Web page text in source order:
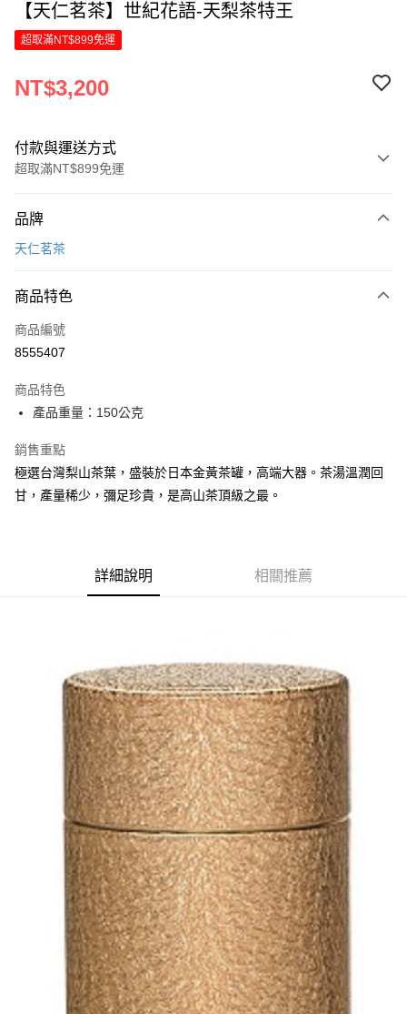
【天仁茗茶】世紀花語-天梨茶特王
超取滿NT$899免運
NT$3,200
付款與運送方式
超取滿NT$899免運
信用卡一次付款
6 期 0 利率 每期
合作金庫商業銀行
上海商業儲蓄銀行
臺灣中小企業銀行
匯豐（台灣）商業銀行
元大商業銀行
玉山商業銀行
星展（台灣）商業銀行
台新國際商業銀行
中國信託商業銀行
LINE Pay
Apple Pay
街口支付
全盈+PAY
【大哥付你分期使用說明】
4.訂單成立30分鐘內，如未前往確認交易或遇審核未通過，訂單將自動取
消。如遇「轉專審核」未通過狀況，表示未達大哥付你分期系統評分，恕無
法說明評估內容。
【繳款方式說明】
1.分期款項不併入電信帳單，「大哥付你分期」於每月結算日後寄送繳費提
2.透過簡訊連結打開帳單後，可選擇「超商條碼／台灣大直營門市／銀行轉
帳／街口支付／iPASS MONEY」等通路繳費。
【注意事項】
1.本服務係由「台灣大哥大股份有限公司」（以下簡稱本公司）所提供，讓
用戶於交易時，得透過本服務購買商品或服務，並由商店將買賣／分期付款
買賣價金債權讓與本公司後，依約使用本公司帳單繳交帳款。
2.基於同意付款使用「大哥付你分期」之契約關係目的，商店將以您的個人
資料（包含姓名、電話或地址）提供予台灣大哥大進項蒐集、處理及利用，
由本公司與您本人進行分期帳單所需資料之確認、核對及更正。
3.完整用戶服務條款，請詳閱以下連結：https://oppay.tw/userRule
AFTEE先享後付
１．簡單：不需註冊會員、不需綁卡、不需儲值。
２．便利：只要手機號碼，簡訊認證，即可結帳。
３．安心：先確認商品／服務後，再付款。
【「AFTEE先享後付」結帳流程】
１．於結帳方式選擇「AFTEE先享後付」後，將跳轉至「AFTEE先享後付」
結帳頁面，進行簡訊認證並確認金額後，即可完成結帳。
２．訂單成立數日內，您將收到繳費通知簡訊。
３．收到繳費通知簡訊後14天內，點擊此簡訊中的連結，可透過四大超商／
ATM／網路銀行／等多元方式進行付款，方視為交易完成。
※ 請注意：結帳手續完成當下不需立刻繳費，但若您需要取消訂單，請聯絡
購買商品的店家。未經商家同意取消之訂單仍視為有效，需透過AFTEE先享
後付繳納相關費用。
※ 交易是否成功請以「AFTEE先享後付 」之結帳頁面顯示為準，若有關於
是否繳費成功／繳費後需取消欲退款等相關疑問，請聯繫「AFTEE先享後付
客戶支援中心」 https://netprotections.freshdesk.com/support/home
【注意事項】
１．透過由恩沛科技股份有限公司提供之「AFTEE先享後付」服務完成之交
易，需依本服務之必要範圍內提供個人資料，並將交易相關給付款項請求債
權轉讓予恩沛科技股份有限公司。
運送方式
付款後全家取貨
每筆NT$70，滿NT$899(含以上)免運費
付款後7-11取貨
每筆NT$70，滿NT$899(含以上)免運費
每筆NT$100，滿NT$1,000(含以上)免運費
京站台北店客服中心(1F星巴克旁) 即日起不提供京站紙袋，取件時
請自備購物袋，若需購買紙袋可現場詢問
品牌
天仁茗茶
商品特色
商品編號
8555407
商品特色
產品重量：150公克
銷售重點
極選台灣梨山茶葉，盛裝於日本金黃茶罐，高端大器。茶湯溫潤回
甘，產量稀少，彌足珍貴，是高山茶頂級之最。
詳細說明 相關推薦